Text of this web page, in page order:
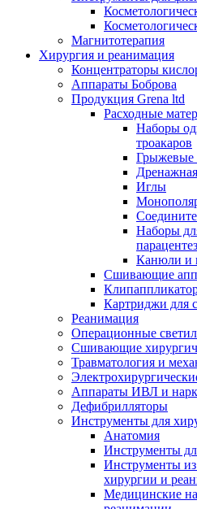
Магнитотерапия
Хирургия и реанимация
Концентраторы
Аппараты Боброва
Продукция Grena ltd
Расходные
Наборы
троакаров
Грыжевые
Иглы
Наборы
Канюли и
Сшивающие
Картриджи для
Реанимация
Операционные
Сшивающие
Травматология и
Аппараты ИВЛ и
Дефибрилляторы
Инструменты для
Анатомия
Инструменты
Инструменты из
хирургии и
Медицинские